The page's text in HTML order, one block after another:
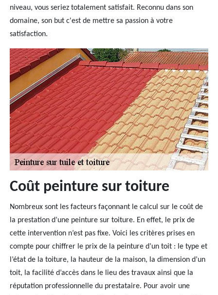
niveau, vous seriez totalement satisfait. Reconnu dans son
domaine, son but c'est de mettre sa passion à votre
satisfaction.
Coût peinture sur toiture
Nombreux sont les facteurs façonnant le calcul sur le coût de
la prestation d’une peinture sur toiture. En effet, le prix de
cette intervention n’est pas fixe. Voici les critères prises en
compte pour chiffrer le prix de la peinture d’un toit : le type et
l’état de la toiture, la hauteur de la maison, la dimension d’un
toit, la facilité d’accès dans le lieu des travaux ainsi que la
réputation professionnelle du prestataire. Pour avoir une